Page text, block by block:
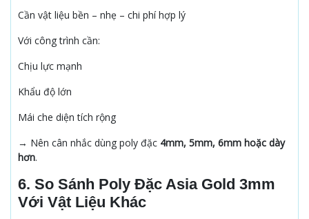
Cần vật liệu bền – nhẹ – chi phí hợp lý
Với công trình cần:
Chịu lực mạnh
Khẩu độ lớn
Mái che diện tích rộng
→ Nên cân nhắc dùng poly đặc 4mm, 5mm, 6mm hoặc dày
hơn.
6. So Sánh Poly Đặc Asia Gold 3mm
Với Vật Liệu Khác